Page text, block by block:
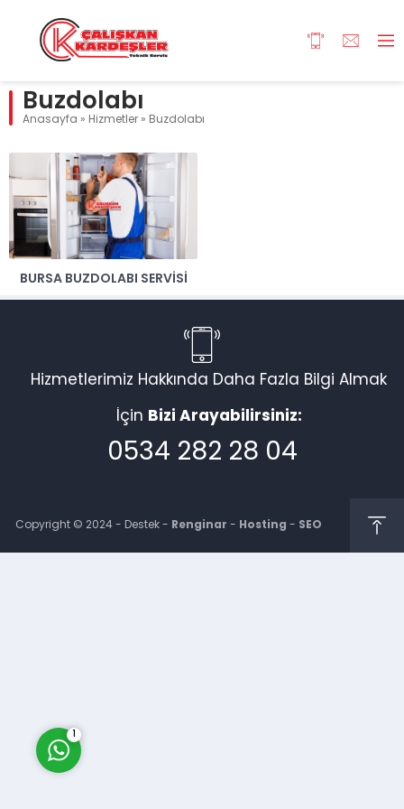
Buzdolabı
Anasayfa » Hizmetler » Buzdolabı
BURSA BUZDOLABI SERVISI
Hizmetlerimiz Hakkında Daha Fazla Bilgi Almak
İçin Bizi Arayabilirsiniz:
0534 282 28 04
Copyright © 2024 - Destek - Renginar - Hosting - SEO
Müşteri Temsilcisi